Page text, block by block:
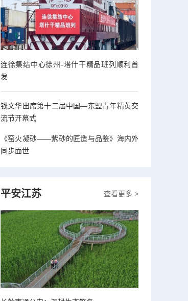
连徐集结中心徐州-塔什干精品班列顺利首
发
钱文华出席第十二届中国—东盟青年精英交
流节开幕式
《窑火凝砂——紫砂的匠造与品鉴》海内外
同步面世
查看更多 >
平安江苏